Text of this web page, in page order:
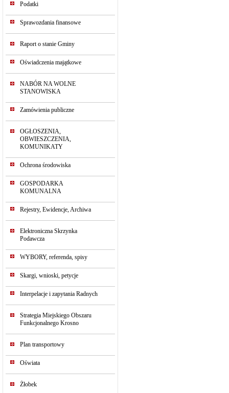
Podatki
Sprawozdania finansowe
Raport o stanie Gminy
Oświadczenia majątkowe
NABÓR NA WOLNE
STANOWISKA
Zamówienia publiczne
OGŁOSZENIA,
OBWIESZCZENIA,
KOMUNIKATY
Ochrona środowiska
GOSPODARKA
KOMUNALNA
Rejestry, Ewidencje, Archiwa
Elektroniczna Skrzynka
Podawcza
WYBORY, referenda, spisy
Skargi, wnioski, petycje
Interpelacje i zapytania Radnych
Strategia Miejskiego Obszaru
Funkcjonalnego Krosno
Plan transportowy
Oświata
Żłobek